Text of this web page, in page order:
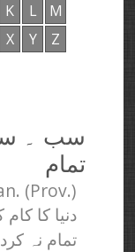
K L
M
X Y Z
سب ۔
تمام
(Prov.)
دنیا کا
تمام نہ کرد